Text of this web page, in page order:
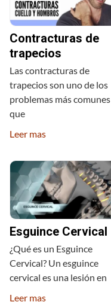
Contracturas de
trapecios
Las contracturas de
trapecios son uno de los
problemas más comunes
que
Leer mas
Esguince Cervical
¿Qué es un Esguince
Cervical? Un esguince
cervical es una lesión en
Leer mas